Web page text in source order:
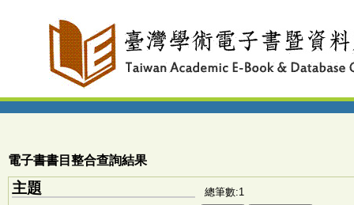
電子書書目整合查詢結果
主題 總筆數:1